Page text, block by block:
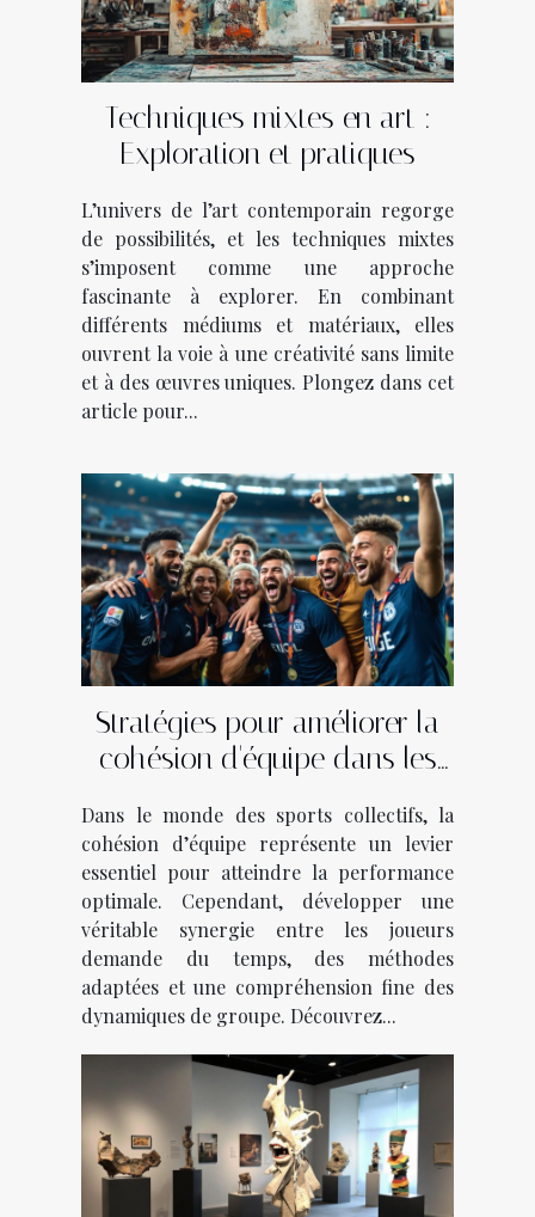
Techniques mixtes en art :
Exploration et pratiques
L’univers de l’art contemporain regorge
de possibilités, et les techniques mixtes
s’imposent comme une approche
fascinante à explorer. En combinant
différents médiums et matériaux, elles
ouvrent la voie à une créativité sans limite
et à des œuvres uniques. Plongez dans cet
article pour...
Stratégies pour améliorer la
cohésion d'équipe dans les
Dans le monde des sports collectifs, la
cohésion d’équipe représente un levier
essentiel pour atteindre la performance
optimale. Cependant, développer une
véritable synergie entre les joueurs
demande du temps, des méthodes
adaptées et une compréhension fine des
dynamiques de groupe. Découvrez...